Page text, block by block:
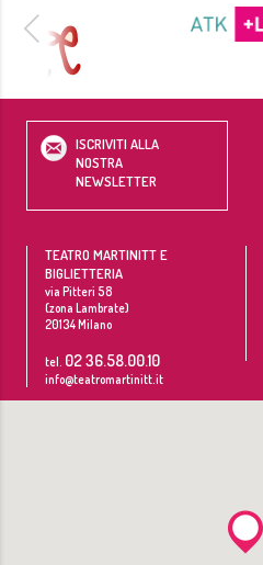
ISCRIVITI ALLA
NOSTRA
NEWSLETTER
TEATRO MARTINITT E
BIGLIETTERIA
via Pitteri 58
(zona Lambrate)
20134Milano
tel. 02 36.58.00.10
info@teatromartinitt.it